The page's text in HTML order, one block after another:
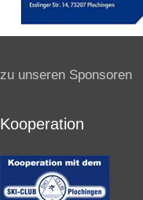
zu unseren Sponsoren
Kooperation